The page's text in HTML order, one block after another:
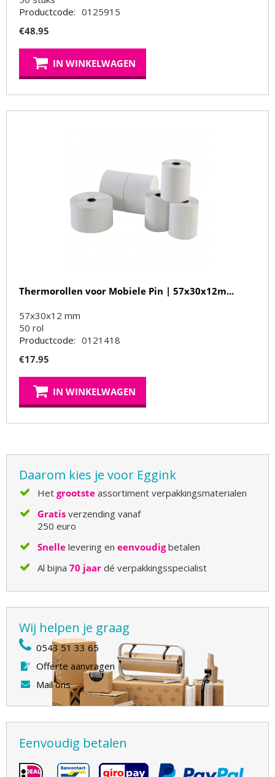
Productcode: 0125915
€48.95
IN WINKELWAGEN
Thermorollen voor Mobiele Pin | 57x30x12m...
57x30x12 mm
50 rol
Productcode: 0121418
€17.95
IN WINKELWAGEN
Daarom kies je voor Eggink
Het grootste assortiment verpakkingsmaterialen
Gratis verzending vanaf
250 euro
Snelle levering en eenvoudigbetalen
Al bijna 70 jaar dé verpakkingsspecialist
Wij helpen je graag
0543 51 33 65
Offerte aanvragen
Mail ons
Eenvoudig betalen